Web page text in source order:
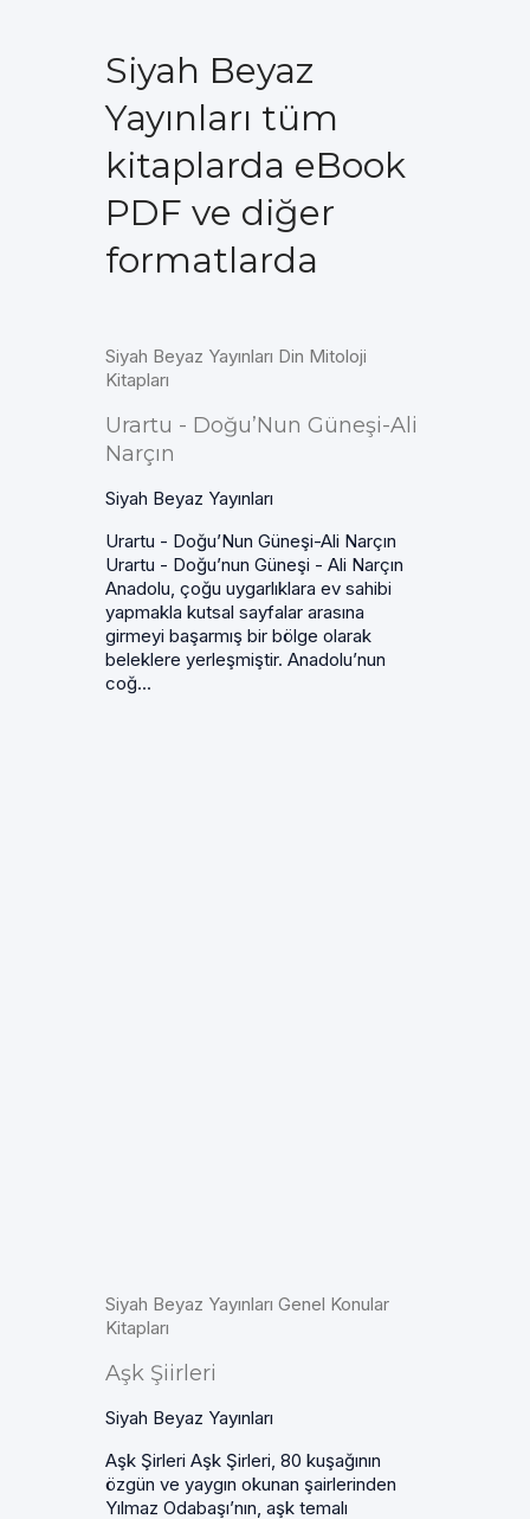
Siyah Beyaz
Yayınları tüm
kitaplarda eBook
PDF ve diğer
formatlarda
Siyah Beyaz Yayınları Din Mitoloji
Kitapları
Urartu - Doğu’Nun Güneşi-Ali
Narçın
Siyah Beyaz Yayınları
Urartu - Doğu’Nun Güneşi-Ali Narçın
Urartu - Doğu’nun Güneşi - Ali Narçın
Anadolu, çoğu uygarlıklara ev sahibi
yapmakla kutsal sayfalar arasına
girmeyi başarmış bir bölge olarak
beleklere yerleşmiştir. Anadolu’nun
coğ...
Siyah Beyaz Yayınları Genel Konular
Kitapları
Aşk Şiirleri
Siyah Beyaz Yayınları
Aşk Şirleri Aşk Şirleri, 80 kuşağının
özgün ve yaygın okunan şairlerinden
Yılmaz Odabaşı’nın, aşk temalı